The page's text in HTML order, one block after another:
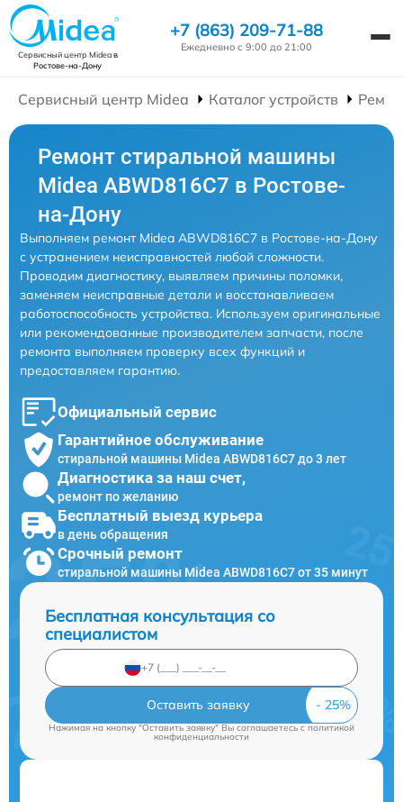
Сервисный центр Mideaв
Ростове-на-Дону
+7 (863) 209-71-88
Ежедневно с 9:00 до 21:00
Сервисный центр Midea Каталог устройств
Ремонт стиральной машины
Midea ABWD816C7 в Ростове-
на-Дону
Выполняем ремонт Midea ABWD816C7 в Ростове-на-Дону
с устранением неисправностей любой сложности.
Проводим диагностику, выявляем причины поломки,
заменяем неисправные детали и восстанавливаем
работоспособность устройства. Используем оригинальные
или рекомендованные производителем запчасти, после
ремонта выполняем проверку всех функций и
предоставляем гарантию.
Официальный сервис
Гарантийное обслуживание
стиральной машины Midea ABWD816C7 до 3 лет
Диагностика за наш счет,
ремонт по желанию
Бесплатный выезд курьера
в день обращения
Срочный ремонт
стиральной машины Midea ABWD816C7 от 35 минут
Бесплатная консультация со
специалистом
Оставить заявку
Нажимая на кнопку "Оставить заявку" Вы соглашаетесь cполитикой
конфиденциальности